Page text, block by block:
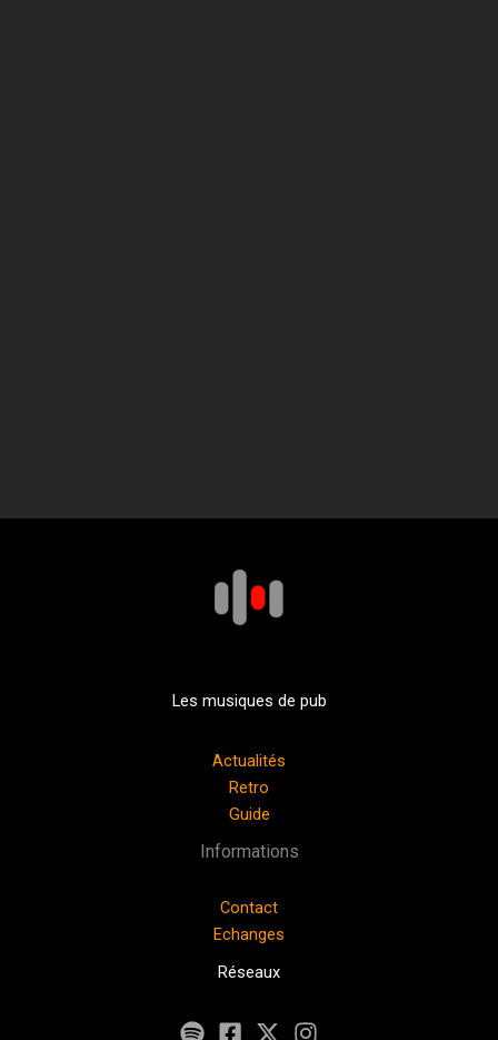
Les musiques de pub
Actualités
Retro
Guide
Informations
Contact
Echanges
Réseaux